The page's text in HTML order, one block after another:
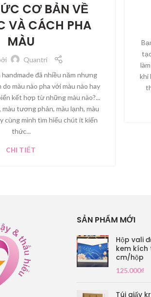
CƠ BẢN VỀ
VÀ CÁCH PHA
MÀU
Quantri
handmade đã nhiều năm nhưng
màu nào pha với màu nào hay
kết hợp từ những màu nào?...
màu tương phản, màu lạnh, màu
cùng mình tìm hiểu chút ít kiến
thức...
CHI TIẾT
khi
SẢN PHẨM MỚI
Hộp vali
kem kích
cm/hộp
125.000₫
Túi giấy